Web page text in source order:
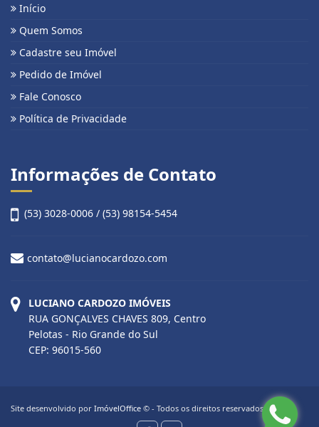
Início
Quem Somos
Cadastre seu Imóvel
Pedido de Imóvel
Fale Conosco
Política de Privacidade
Informações de Contato
(53) 3028-0006 / (53) 98154-5454
contato@lucianocardozo.com
LUCIANO CARDOZO IMÓVEIS
RUA GONÇALVES CHAVES 809, Centro
Pelotas - Rio Grande do Sul
CEP: 96015-560
Site desenvolvido por ImóvelOffice © - Todos os direitos reservados